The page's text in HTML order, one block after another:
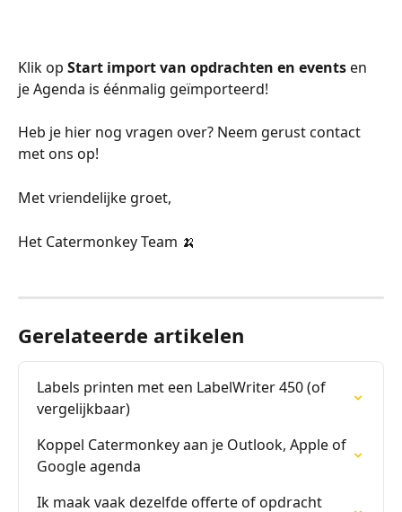
Klik op Start import van opdrachten en events en
je Agenda is éénmalig geïmporteerd!
Heb je hier nog vragen over? Neem gerust contact
met ons op!
Met vriendelijke groet,
Het Catermonkey Team 🍌
Gerelateerde artikelen
Labels printen met een LabelWriter 450 (of
vergelijkbaar)
Koppel Catermonkey aan je Outlook, Apple of
Google agenda
Ik maak vaak dezelfde offerte of opdracht